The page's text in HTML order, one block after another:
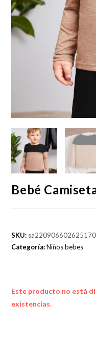
Bebé
SKU:
Categoría:Niños bebes
Este producto no está
existencias.